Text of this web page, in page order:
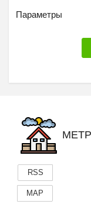
Параметры
RSS
MAP